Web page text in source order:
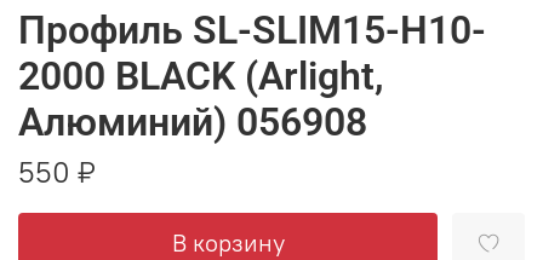
Профиль SL-SLIM15-H10-
2000 BLACK (Arlight,
Алюминий) 056908
550 ₽
В корзину